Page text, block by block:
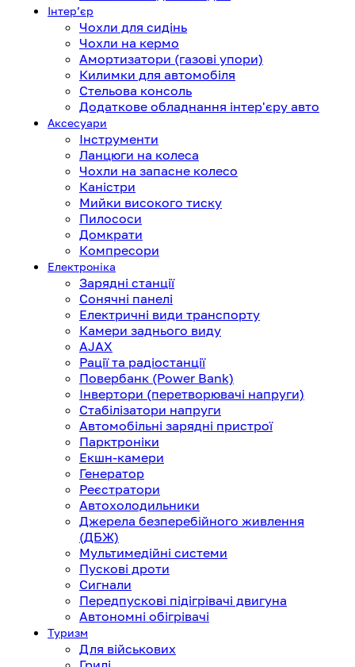
Інтерʼєр
Чохли для сидінь
Чохли на кермо
Амортизатори (газові упори)
Килимки для автомобіля
Стельова консоль
Додаткове обладнання інтер'єру авто
Аксесуари
Інструменти
Ланцюги на колеса
Чохли на запасне колесо
Каністри
Мийки високого тиску
Пилососи
Домкрати
Компресори
Електроніка
Зарядні станції
Сонячні панелі
Електричні види транспорту
Камери заднього виду
AJAX
Рації та радіостанції
Повербанк (Power Bank)
Інвертори (перетворювачі напруги)
Стабілізатори напруги
Автомобільні зарядні пристрої
Парктроніки
Екшн-камери
Генератор
Реєстратори
Автохолодильники
Джерела безперебійного живлення
(ДБЖ)
Мультимедійні системи
Пускові дроти
Сигнали
Передпускові підігрівачі двигуна
Автономні обігрівачі
Туризм
Для військових